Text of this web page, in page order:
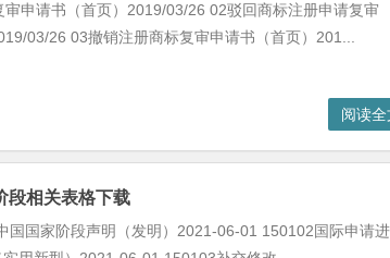
申请书（首页）2019/03/26 02驳回商标注册申请复审
03/26 03撤销注册商标复审申请书（首页）201...
阅读全
段相关表格下载
国国家阶段声明（发明）2021-06-01 150102国际申请进